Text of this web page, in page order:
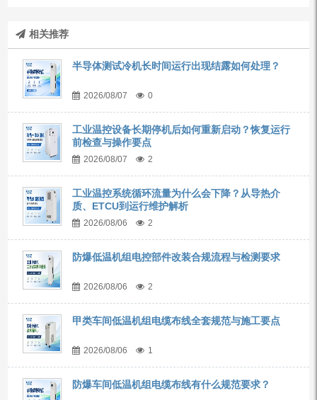
相关推荐
半导体测试冷机长时间运行出现结露如何处理？
2026/08/07 0
工业温控设备长期停机后如何重新启动？恢复运行
前检查与操作要点
2026/08/07 2
工业温控系统循环流量为什么会下降？从导热介
质、ETCU到运行维护解析
2026/08/06 2
防爆低温机组电控部件改装合规流程与检测要求
2026/08/06 2
甲类车间低温机组电缆布线全套规范与施工要点
2026/08/06 1
防爆车间低温机组电缆布线有什么规范要求？